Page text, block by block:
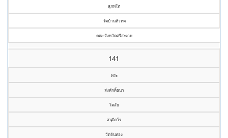
สุภทฺโท
วัดบ้านหัวทด
คณะจังหวัดศรีสะเกษ
141
พระ
ส่งศักดิ์ธนา
โคสัย
สนฺติกโร
วัดจันทอง